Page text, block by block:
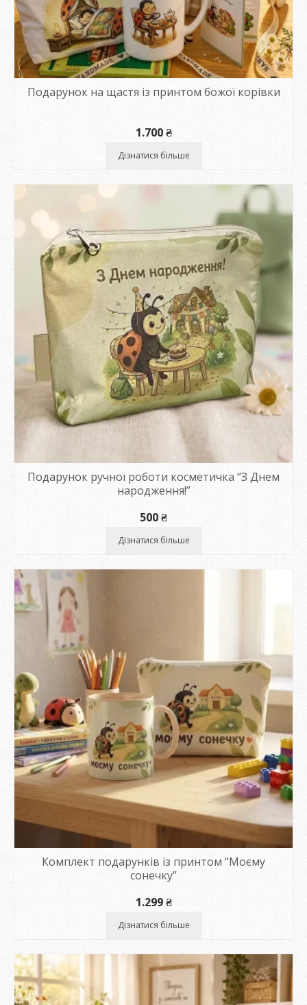
Подарунок на щастя із принтом божої корівки
1.700₴
Дізнатися більше
Подарунок ручної роботи косметичка “З Днем
народження!”
500₴
Дізнатися більше
Комплект подарунків із принтом “Моєму
сонечку”
1.299₴
Дізнатися більше